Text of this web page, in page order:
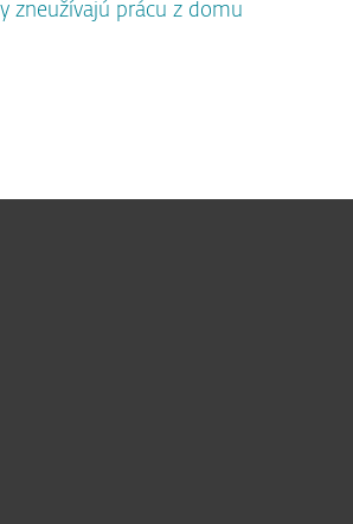
zneužívajú prácu z domu